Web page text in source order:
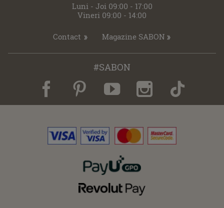
Luni - Joi 09:00 - 17:00
Vineri 09:00 - 14:00
Contact Magazine SABON
#SABON